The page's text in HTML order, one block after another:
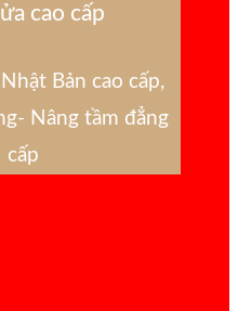
cao cấp
Bản cao cấp,
Nâng tầm đẳng
cấp